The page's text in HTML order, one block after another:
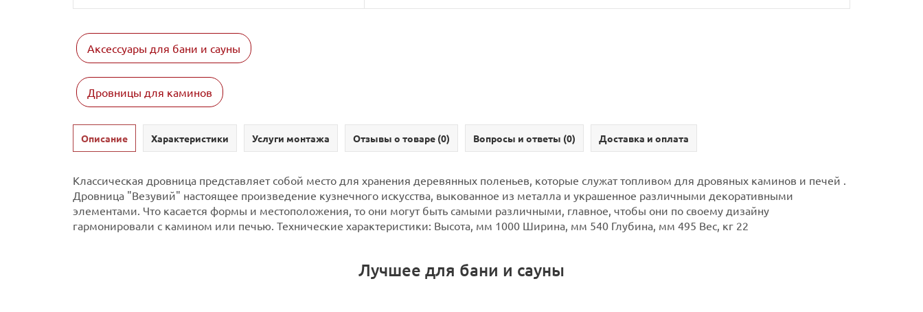
Аксессуары для бани и сауны
Дровницы для каминов
Описание Характеристики Услуги монтажа Отзывы о товаре (0) Вопросы и ответы (0) Доставка и оплата
Классическая дровница представляет собой место для хранения деревянных поленьев, которые служат топливом для дровяных каминов и печей .
Дровница "Везувий" настоящее произведение кузнечного искусства, выкованное из металла и украшенное различными декоративными
элементами. Что касается формы и местоположения, то они могут быть самыми различными, главное, чтобы они по своему дизайну
гармонировали с камином или печью. Технические характеристики: Высота, мм 1000 Ширина, мм 540 Глубина, мм 495 Вес, кг 22
Лучшее для бани и сауны